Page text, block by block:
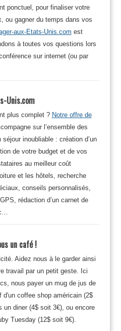
ponctuel, pour finaliser votre
ou gagner du temps dans vos
aux-Etats-Unis.com est
à toutes vos questions lors
sur internet (ou par
Unis.com
plus complet ? Notre offre de
sur l’ensemble des
inoubliable : création d’un
de votre budget et de vos
au meilleur coût
et les hôtels, recherche
conseils personnalisés,
rédaction d’un carnet de
un café !
Aidez nous à le garder ainsi
travail par un petit geste. Ici
nous payer un mug de jus de
coffee shop américain (2$
diner (4$ soit 3€), ou encore
Tuesday (12$ soit 9€).